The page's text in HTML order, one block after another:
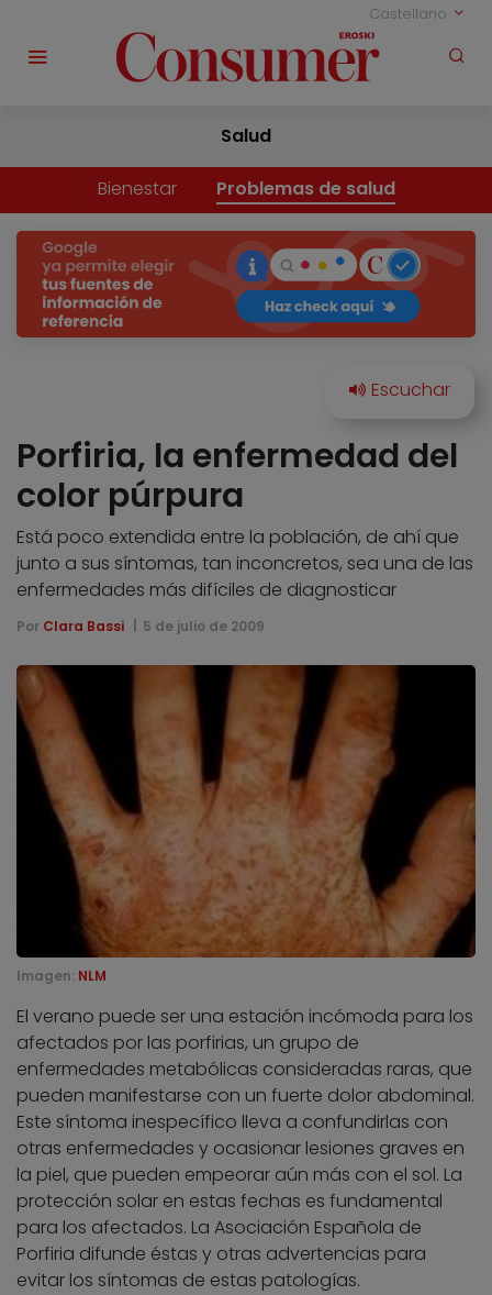
Castellano
Salud
Bienestar Problemas de salud
Porfiria, la enfermedad del
color púrpura
Está poco extendida entre la población, de ahí que
junto a sus síntomas, tan inconcretos, sea una de las
enfermedades más difíciles de diagnosticar
Por Clara Bassi 5 de julio de 2009
Imagen: NLM
El verano puede ser una estación incómoda para los
afectados por las porfirias, un grupo de
enfermedades metabólicas consideradas raras, que
pueden manifestarse con un fuerte dolor abdominal.
Este síntoma inespecífico lleva a confundirlas con
otras enfermedades y ocasionar lesiones graves en
la piel, que pueden empeorar aún más con el sol. La
protección solar en estas fechas es fundamental
para los afectados. La Asociación Española de
Porfiria difunde éstas y otras advertencias para
evitar los síntomas de estas patologías.